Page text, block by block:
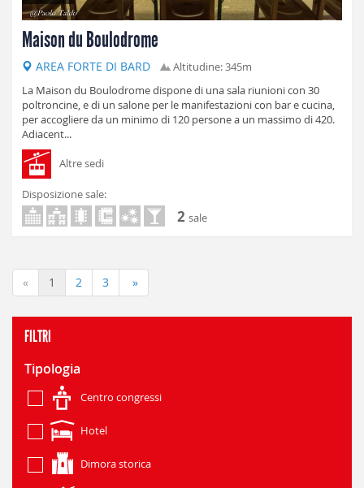
Maison du Boulodrome
AREA FORTE DI BARD
Altitudine: 345m
La Maison du Boulodrome dispone di una sala riunioni con 30
poltroncine, e di un salone per le manifestazioni con bar e cucina,
per accogliere da un minimo di 120 persone a un massimo di 420.
Adiacent...
Altre sedi
Disposizione sale:
2 sale
« 1 2 3 »
FILTRI
Tipologia
Centro congressi
Hotel
Dimora storica